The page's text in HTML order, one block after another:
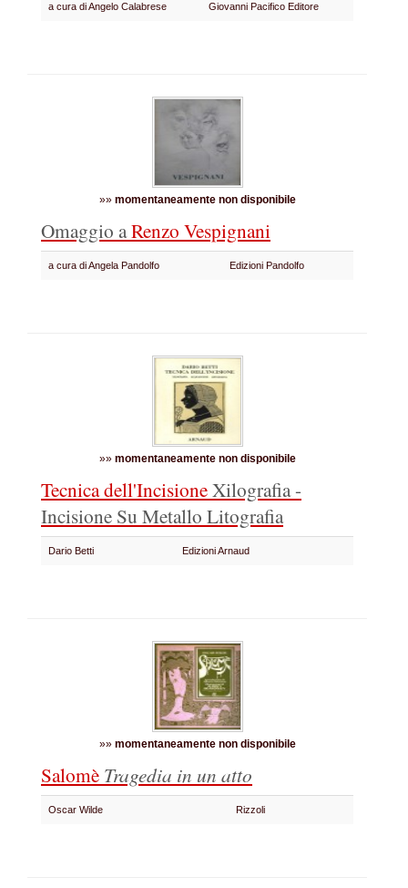
a cura di Angelo Calabrese Giovanni Pacifico Editore
»» momentaneamente non disponibile
Omaggio aRenzo Vespignani
a cura di Angela Pandolfo Edizioni Pandolfo
»» momentaneamente non disponibile
Tecnica dell'IncisioneXilografia -
Incisione Su Metallo Litografia
Dario Betti Edizioni Arnaud
»» momentaneamente non disponibile
Salomè Tragedia in un atto
Oscar Wilde Rizzoli